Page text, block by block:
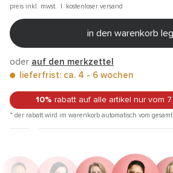
preis inkl. mwst. | kostenloser versand
in den warenkorb
oder auf den merkzettel
lieferfrist: ca. 4 - 6 wochen
10% rabatt auf alle artikel nur vom
* der rabatt wird im warenkorb automatisch vom